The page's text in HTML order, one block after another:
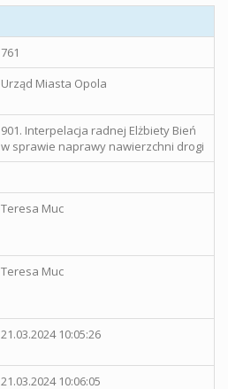
761
Urząd Miasta Opola
901. Interpelacja radnej Elżbiety Bień
w sprawie naprawy nawierzchni drogi
Teresa Muc
Teresa Muc
21.03.2024 10:05:26
21.03.2024 10:06:05